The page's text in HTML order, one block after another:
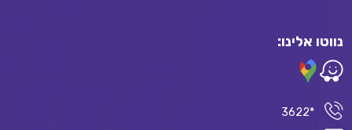
נווטו אלינו:
*3622